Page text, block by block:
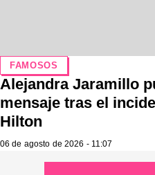
FAMOSOS
Alejandra Jaramillo
mensaje tras el
Hilton
06 de agosto de 2026 - 11:07